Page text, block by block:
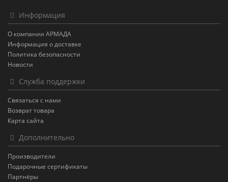
Информация
О компании АРМАДА
Информация о доставке
Политика безопасности
Новости
Служба поддержки
Связаться с нами
Возврат товара
Карта сайта
Дополнительно
Производители
Подарочные сертификаты
Партнёры